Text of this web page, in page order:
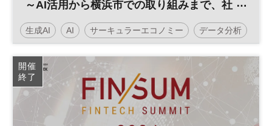
～AI活用から横浜市での取り組みまで、社
会実装のヒントがここに～
生成AI AI サーキュラーエコノミー データ分析
SX グリーントランスフォーメーション 持続可能性
社会課題 GX サステナビリティ サステナブル
経営戦略 企業活動
開催
終了